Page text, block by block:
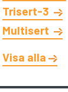
Trisert-3
Multisert
Visa alla